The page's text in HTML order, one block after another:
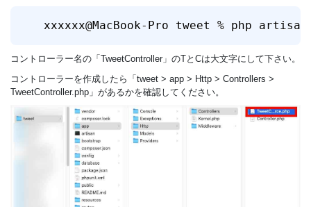
xxxxxx@MacBook-Pro tweet % php
コントローラー名の「TweetController」のTとCは大文字にして下さい。
コントローラーを作成したら「tweet > app > Http > Controllers >
TweetController.php」があるかを確認してください。